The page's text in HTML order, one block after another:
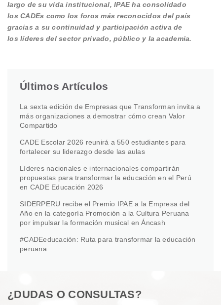
largo de su vida institucional, IPAE ha consolidado
los CADEs como los foros más reconocidos del país
gracias a su continuidad y participación activa de
los líderes del sector privado, público y la academia.
Últimos Artículos
La sexta edición de Empresas que Transforman invita a
más organizaciones a demostrar cómo crean Valor
Compartido
CADE Escolar 2026 reunirá a 550 estudiantes para
fortalecer su liderazgo desde las aulas
Líderes nacionales e internacionales compartirán
propuestas para transformar la educación en el Perú
en CADE Educación 2026
SIDERPERU recibe el Premio IPAE a la Empresa del
Año en la categoría Promoción a la Cultura Peruana
por impulsar la formación musical en Áncash
#CADEeducación: Ruta para transformar la educación
peruana
¿DUDAS O CONSULTAS?